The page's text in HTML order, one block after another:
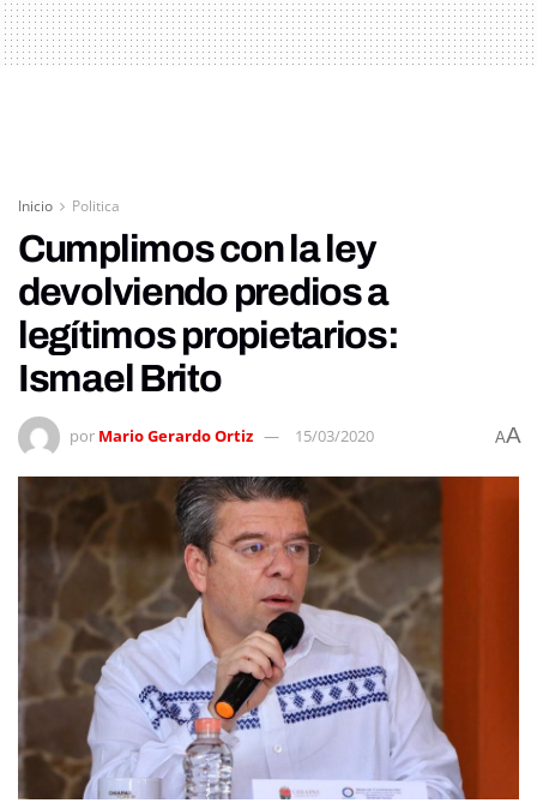
Inicio Politica
Cumplimos con la ley
devolviendo predios a
legítimos propietarios:
Ismael Brito
por Mario Gerardo Ortiz 15/03/2020 AA